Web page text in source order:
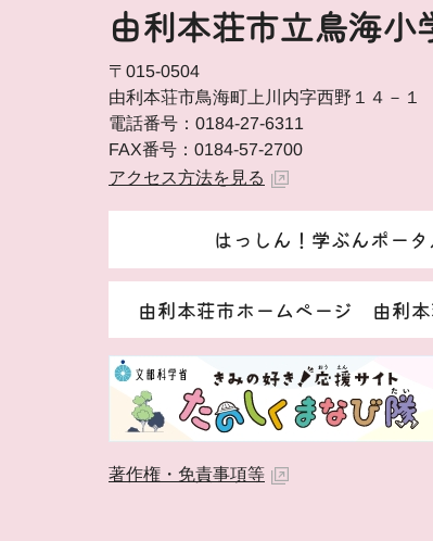
由利本荘市立鳥海小
〒015-0504
由利本荘市鳥海町上川内字西野１４－１
電話番号：0184-27-6311
FAX番号：0184-57-2700
アクセス方法を見る
はっしん！学ぶんポー
由利本荘市ホームページ 由利
著作権・免責事項等